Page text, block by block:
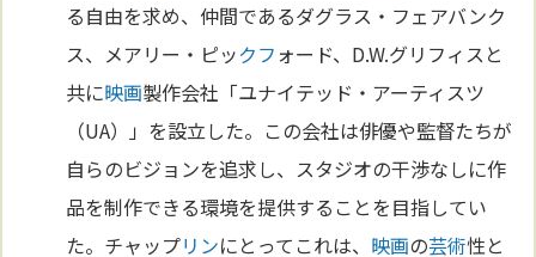
る自由を求め、仲間であるダグラス・フェアバンク
ス、メアリー・ピックフ ォード、D.W.グリフィスと
共に映画製作会社「ユナイテッド・アーティスツ
（UA）」を設立した。この会社は俳優や監督たちが
自らのビジョンを追求し、スタジオの干渉なしに作
品を制作できる環境を提供することを目指してい
た。チャップリンにとってこれは、 映画の芸術性と